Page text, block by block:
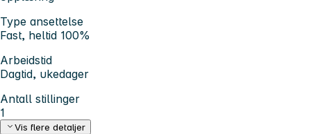
Type ansettelse
Fast, heltid 100%
Arbeidstid
Dagtid, ukedager
Antall stillinger
1
Vis flere detaljer